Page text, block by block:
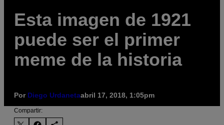
Esta imagen de 1921
puede ser el primer
meme de la historia
Por Diego Urdanetaabril 17, 2018, 1:05pm
Compartir: